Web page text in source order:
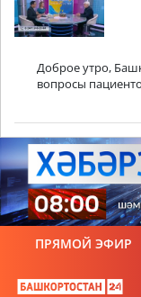
Доброе утро,
вопросы
ПРЯМОЙ ЭФИР